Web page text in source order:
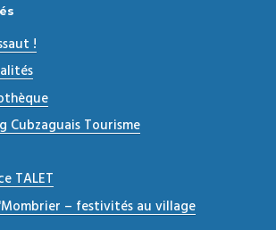
!
Cubzaguais Tourisme
TALET
– festivités au village